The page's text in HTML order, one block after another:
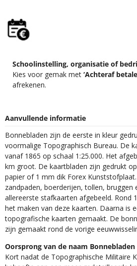
Schoolinstelling, organisatie of
Kies voor gemak met ‘Achteraf
afrekenen.
Aanvullende informatie
Bonnebladen zijn de eerste in kleur
voormalige Topographisch Bureau. De
vanaf 1865 op schaal 1:25.000. Het
km groot. De kaartbladen zijn gedrukt
papier of 1 mm dik Forex
zandpaden, boerderijen, tollen, bruggen
allereerste stafkaarten afgebeeld. Rond
het maken van deze kaarten. Daarna is
topografische kaarten gemaakt. De
zijn gemaakt rond de vorige
Oorsprong van de naam Bonnebladen
Kort nadat de Topographische Militaire